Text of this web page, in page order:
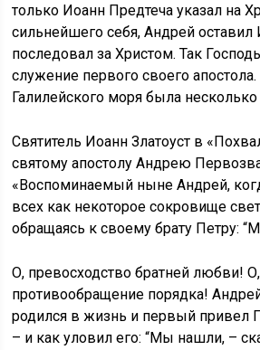
только Иоанн Предтеча указал на
сильнейшего себя, Андрей оставил
последовал за Христом. Так
служение первого своего апостола.
Галилейского моря была
Святитель Иоанн Златоуст в
святому апостолу Андрею
«Воспоминаемый ныне Андрей,
всех как некоторое сокровище
обращаясь к своему брату Петру:
О, превосходство братней любви! О,
противообращение порядка!
родился в жизнь и первый привел
– и как уловил его: “Мы нашли, –